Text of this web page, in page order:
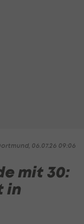
06.07.26 09:06
mit 30:
in